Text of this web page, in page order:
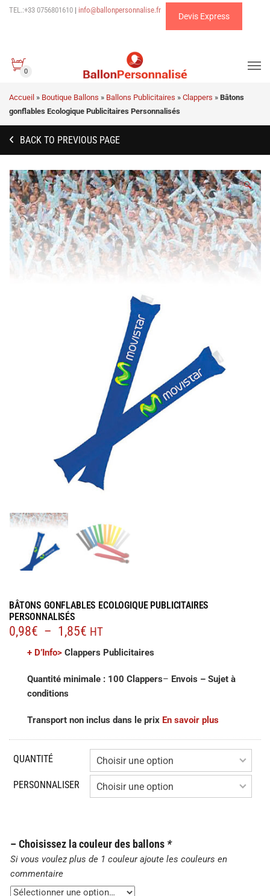
TEL.:+33 0756801610 | info@ballonpersonnalise.fr
Devis Express
0
Accueil » Boutique Ballons » Ballons Publicitaires » Clappers » Bâtons
gonflables Ecologique Publicitaires Personnalisés
BACK TO PREVIOUS PAGE
🔍
BÂTONS GONFLABLES ECOLOGIQUE PUBLICITAIRES
PERSONNALISÉS
0,98€ – 1,85€ Plage
prix :
0,98€
à
HT
+ D’Info> Clappers Publicitaires
Quantité minimale : 100 Clappers– Envois – Sujet à
conditions
Transport non inclus dans le prix En savoir plus
QUANTITÉ
PERSONNALISER
– Choisissez la couleur des ballons *
Si vous voulez plus de 1 couleur ajoute les couleurs en
commentaire